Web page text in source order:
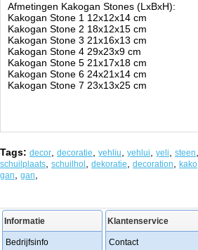
Afmetingen Kakogan Stones (LxBxH):
Kakogan Stone 1 12x12x14 cm
Kakogan Stone 2 18x12x15 cm
Kakogan Stone 3 21x16x13 cm
Kakogan Stone 4 29x23x9 cm
Kakogan Stone 5 21x17x18 cm
Kakogan Stone 6 24x21x14 cm
Kakogan Stone 7 23x13x25 cm
Tags: decor decoratie yehliu yehlui yeli steen
schuilplaats schuilhol dekoratie decoration kako
gan
gan
Informatie
Bedrijfsinfo
Klantenservice
Contact